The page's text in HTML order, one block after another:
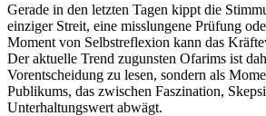
Gerade in den letzten Tagen kippt die
einziger Streit, eine misslungene Prüfung
Moment von Selbstreflexion kann das
Der aktuelle Trend zugunsten Ofarims ist
Vorentscheidung zu lesen, sondern als
Publikums, das zwischen Faszination,
Unterhaltungswert abwägt.